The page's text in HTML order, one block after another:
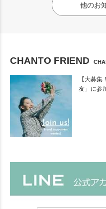
他のお
CHANTO FRIEND
【大募
友」に参